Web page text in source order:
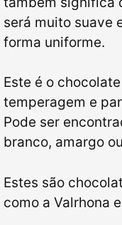
será muito suave
forma uniforme.
Este é o
temperagem e
Pode ser
branco, amargo
Estes são
como a Valrhona